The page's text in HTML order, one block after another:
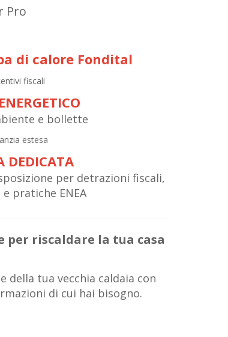
Pro
di calore Fondital
e bollette
DEDICATA
per detrazioni fiscali,
pratiche ENEA
riscaldare la tua casa
tua vecchia caldaia con
di cui hai bisogno.